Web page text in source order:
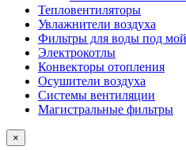
Тепловентиляторы
Увлажнители воздуха
Фильтры для воды под
Электрокотлы
Конвекторы отопления
Осушители воздуха
Системы вентиляции
Магистральные фильтры
×